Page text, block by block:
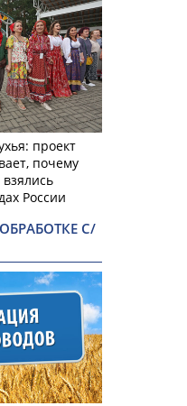
проект
почему
России
С/